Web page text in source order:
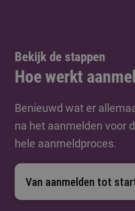
Bekijk de stappen
Hoe werkt
Benieuwd wat er
na het aanmelden voor
hele aanmeldproces.
Van aanmelden tot